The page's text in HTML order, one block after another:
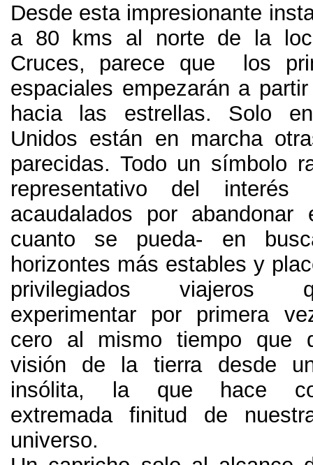
Desde esta impresionante
a80
kms al norte de la
Cruces, parece que los
espaciales empezarán a
hacia las estrellas. Solo
Unidos están en marcha
parecidas. Todo un símbolo
representativo del
acaudalados por abandonar
cuanto se pueda- en
horizontes más estables y
privilegiados viajeros
experimentar por primera
cero al mismo tiempo que
visión de la tierra desde
insólita,
la que hace
extremada finitud de
universo.